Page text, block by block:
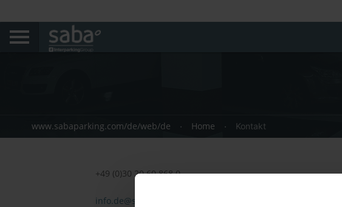
www.sabaparking.com/de/web/de Home Kontakt
+49 (0)30 20 60 868 0
info.de@sabagroup.com